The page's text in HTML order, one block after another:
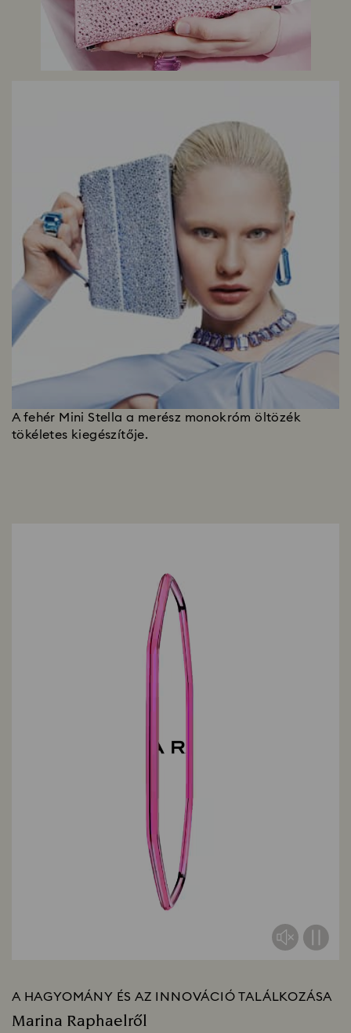
A fehér Mini Stella a merész monokróm öltözék
tökéletes kiegészítője.
A HAGYOMÁNY ÉS AZ INNOVÁCIÓ TALÁLKOZÁSA
Marina Raphaelről